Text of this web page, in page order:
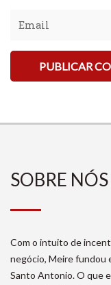
SOBRE NÓS
Com o intuito de
negócio, Meire fundou
Santo Antonio. O que